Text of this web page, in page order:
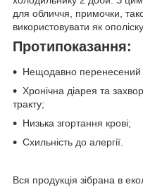
для обличчя, примочки,
використовувати як
Протипоказання:
Нещодавно перенесений
Хронічна діарея та
тракту;
Низька згортання крові;
Схильність до алергії.
Вся продукція зібрана в